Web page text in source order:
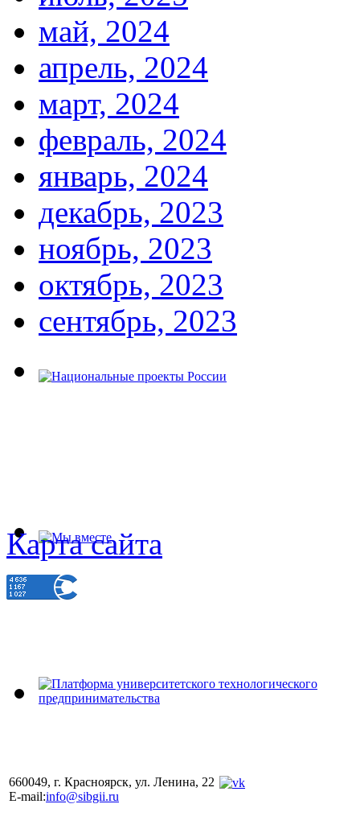
май, 2024
апрель, 2024
март, 2024
февраль, 2024
январь, 2024
декабрь, 2023
ноябрь, 2023
октябрь, 2023
сентябрь, 2023
Карта сайта
660049, г. Красноярск, ул. Ленина, 22
E-mail:info@sibgii.ru